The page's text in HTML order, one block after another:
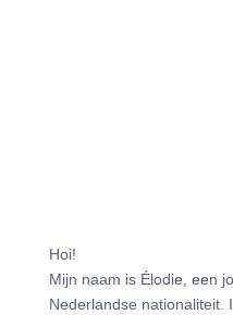
Hoi!
Mijn naam is Élodie, een
Nederlandse nationaliteit.